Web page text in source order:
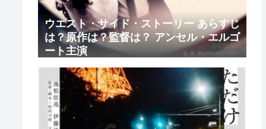
ウエスト・サイド・ストーリー あらすじ
は？原作は？監督は？ アンセル・エルゴ
ート主演